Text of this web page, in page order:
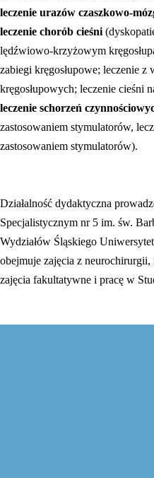
leczenie urazów czaszkowo-
leczenie chorób cieśni
lędźwiowo-krzyżowym
zabiegi kręgosłupowe; leczenie
kręgosłupowych; leczenie cieśni
leczenie schorzeń
zastosowaniem stymulatorów,
zastosowaniem stymulatorów).
Działalność dydaktyczna
Specjalistycznym nr 5 im. św.
Wydziałów Śląskiego
obejmuje zajęcia z
zajęcia fakultatywne i pracę w